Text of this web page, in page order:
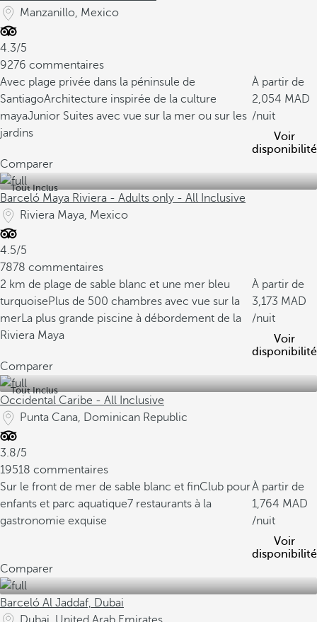
Manzanillo, Mexico
4.3/5
9276 commentaires
Avec plage privée dans la péninsule de
SantiagoArchitecture inspirée de la culture
mayaJunior Suites avec vue sur la mer ou sur les
jardins
À partir de
2,054
/nuit
Voir
disponibilité
Comparer
Tout Inclus
Barceló Maya Riviera - Adults only - All Inclusive
Riviera Maya, Mexico
4.5/5
7878 commentaires
2 km de plage de sable blanc et une mer bleu
turquoisePlus de 500 chambres avec vue sur la
merLa plus grande piscine à débordement de la
Riviera Maya
À partir de
3,173
/nuit
Voir
disponibilité
Comparer
Tout Inclus
Occidental Caribe - All Inclusive
Punta Cana, Dominican Republic
3.8/5
19518 commentaires
Sur le front de mer de sable blanc et finClub pour
enfants et parc aquatique7 restaurants à la
gastronomie exquise
À partir de
1,764
/nuit
Voir
disponibilité
Comparer
Barceló Al Jaddaf, Dubai